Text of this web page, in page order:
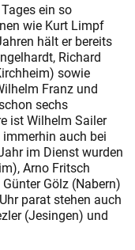
ein so
wie Kurt Limpf
hält er bereits
Richard
sowie
Franz und
sechs
ist Wilhelm Sailer
auch bei
im Dienst wurden
Arno Fritsch
Gölz (Nabern)
parat stehen auch
(Jesingen) und